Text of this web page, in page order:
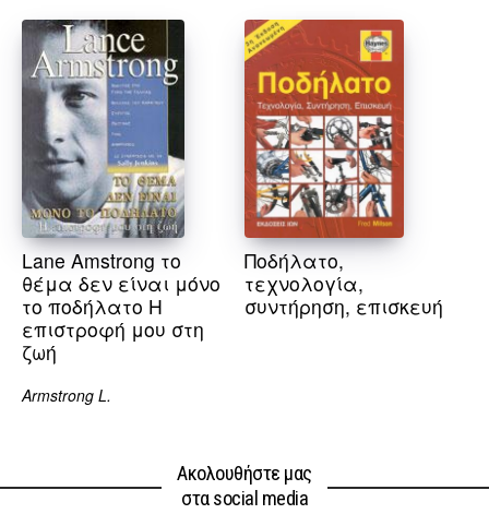
Lane Amstrong το
θέμα δεν είναι μόνο
το ποδήλατο Η
επιστροφή μου στη
ζωή
Armstrong L.
Ποδήλατο,
τεχνολογία,
συντήρηση, επισκευή
Ακολουθήστε μας
στα social media